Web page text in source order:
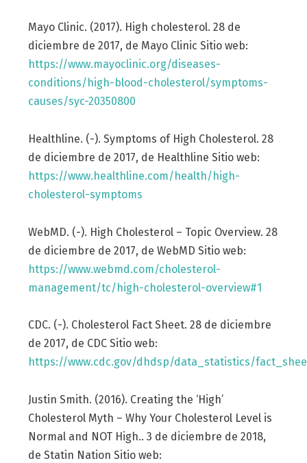
Mayo Clinic. (2017). High cholesterol. 28 de
diciembre de 2017, de Mayo Clinic Sitio web:
https://www.mayoclinic.org/diseases-
conditions/high-blood-cholesterol/symptoms-
causes/syc-20350800
Healthline. (-). Symptoms of High Cholesterol. 28
de diciembre de 2017, de Healthline Sitio web:
https://www.healthline.com/health/high-
cholesterol-symptoms
WebMD. (-). High Cholesterol – Topic Overview. 28
de diciembre de 2017, de WebMD Sitio web:
https://www.webmd.com/cholesterol-
management/tc/high-cholesterol-overview#1
CDC. (-). Cholesterol Fact Sheet. 28 de diciembre
de 2017, de CDC Sitio web:
https://www.cdc.gov/dhdsp/data_statistics/
Justin Smith. (2016). Creating the ‘High’
Cholesterol Myth – Why Your Cholesterol Level is
Normal and NOT High.. 3 de diciembre de 2018,
de Statin Nation Sitio web: